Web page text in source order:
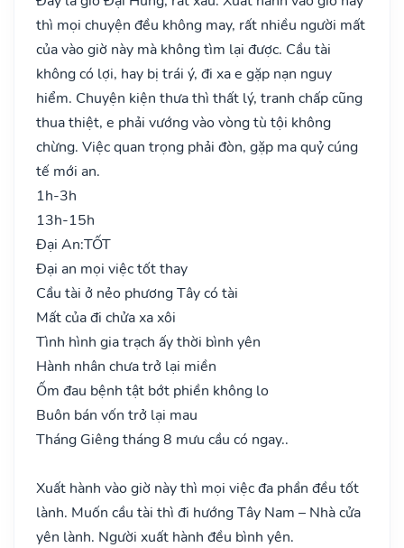
thì mọi chuyện đều không may, rất nhiều người mất
của vào giờ này mà không tìm lại được. Cầu tài
không có lợi, hay bị trái ý, đi xa e gặp nạn nguy
hiểm. Chuyện kiện thưa thì thất lý, tranh chấp cũng
thua thiệt, e phải vướng vào vòng tù tội không
chừng. Việc quan trọng phải đòn, gặp ma quỷ cúng
tế mới an.
1h-3h
13h-15h
Đại An:TỐT
Đại an mọi việc tốt thay
Cầu tài ở nẻo phương Tây có tài
Mất của đi chửa xa xôi
Tình hình gia trạch ấy thời bình yên
Hành nhân chưa trở lại miền
Ốm đau bệnh tật bớt phiền không lo
Buôn bán vốn trở lại mau
Tháng Giêng tháng 8 mưu cầu có ngay..
Xuất hành vào giờ này thì mọi việc đa phần đều tốt
lành. Muốn cầu tài thì đi hướng Tây Nam – Nhà cửa
yên lành. Người xuất hành đều bình yên.